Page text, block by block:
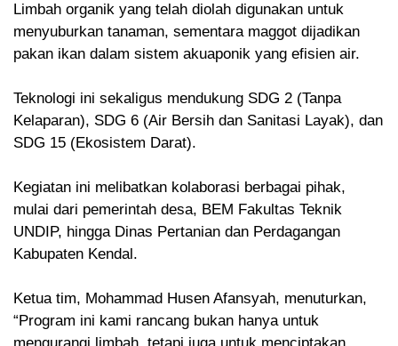
Limbah organik yang telah diolah digunakan untuk
menyuburkan tanaman, sementara maggot dijadikan
pakan ikan dalam sistem akuaponik yang efisien air.
Teknologi ini sekaligus mendukung SDG 2 (Tanpa
Kelaparan), SDG 6 (Air Bersih dan Sanitasi Layak), dan
SDG 15 (Ekosistem Darat).
Kegiatan ini melibatkan kolaborasi berbagai pihak,
mulai dari pemerintah desa, BEM Fakultas Teknik
UNDIP, hingga Dinas Pertanian dan Perdagangan
Kabupaten Kendal.
Ketua tim, Mohammad Husen Afansyah, menuturkan,
“Program ini kami rancang bukan hanya untuk